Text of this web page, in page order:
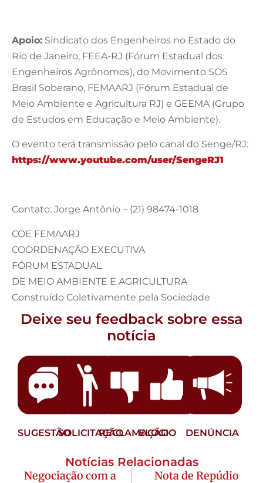
Apoio: Sindicato dos Engenheiros no Estado do
Rio de Janeiro, FEEA-RJ (Fórum Estadual dos
Engenheiros Agrônomos), do Movimento SOS
Brasil Soberano, FEMAARJ (Fórum Estadual de
Meio Ambiente e Agricultura RJ) e GEEMA (Grupo
de Estudos em Educação e Meio Ambiente).
O evento terá transmissão pelo canal do Senge/RJ:
https://www.youtube.com/user/SengeRJ1
Contato: Jorge Antônio – (21) 98474-1018
COE FEMAARJ
COORDENAÇÃO EXECUTIVA
FÓRUM ESTADUAL
DE MEIO AMBIENTE E AGRICULTURA
Construído Coletivamente pela Sociedade
Deixe seu feedback sobre essa
notícia
SUGESTÃOSOLICITAÇÃORECLAMAÇÃO
ELOGIO DENÚNCIA
Notícias Relacionadas
Negociação com a
Nota de Repúdio